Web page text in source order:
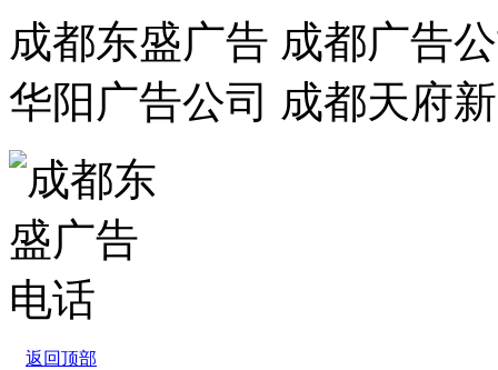
成都东盛广告 成都广告
华阳广告公司 成都天府
返回顶部